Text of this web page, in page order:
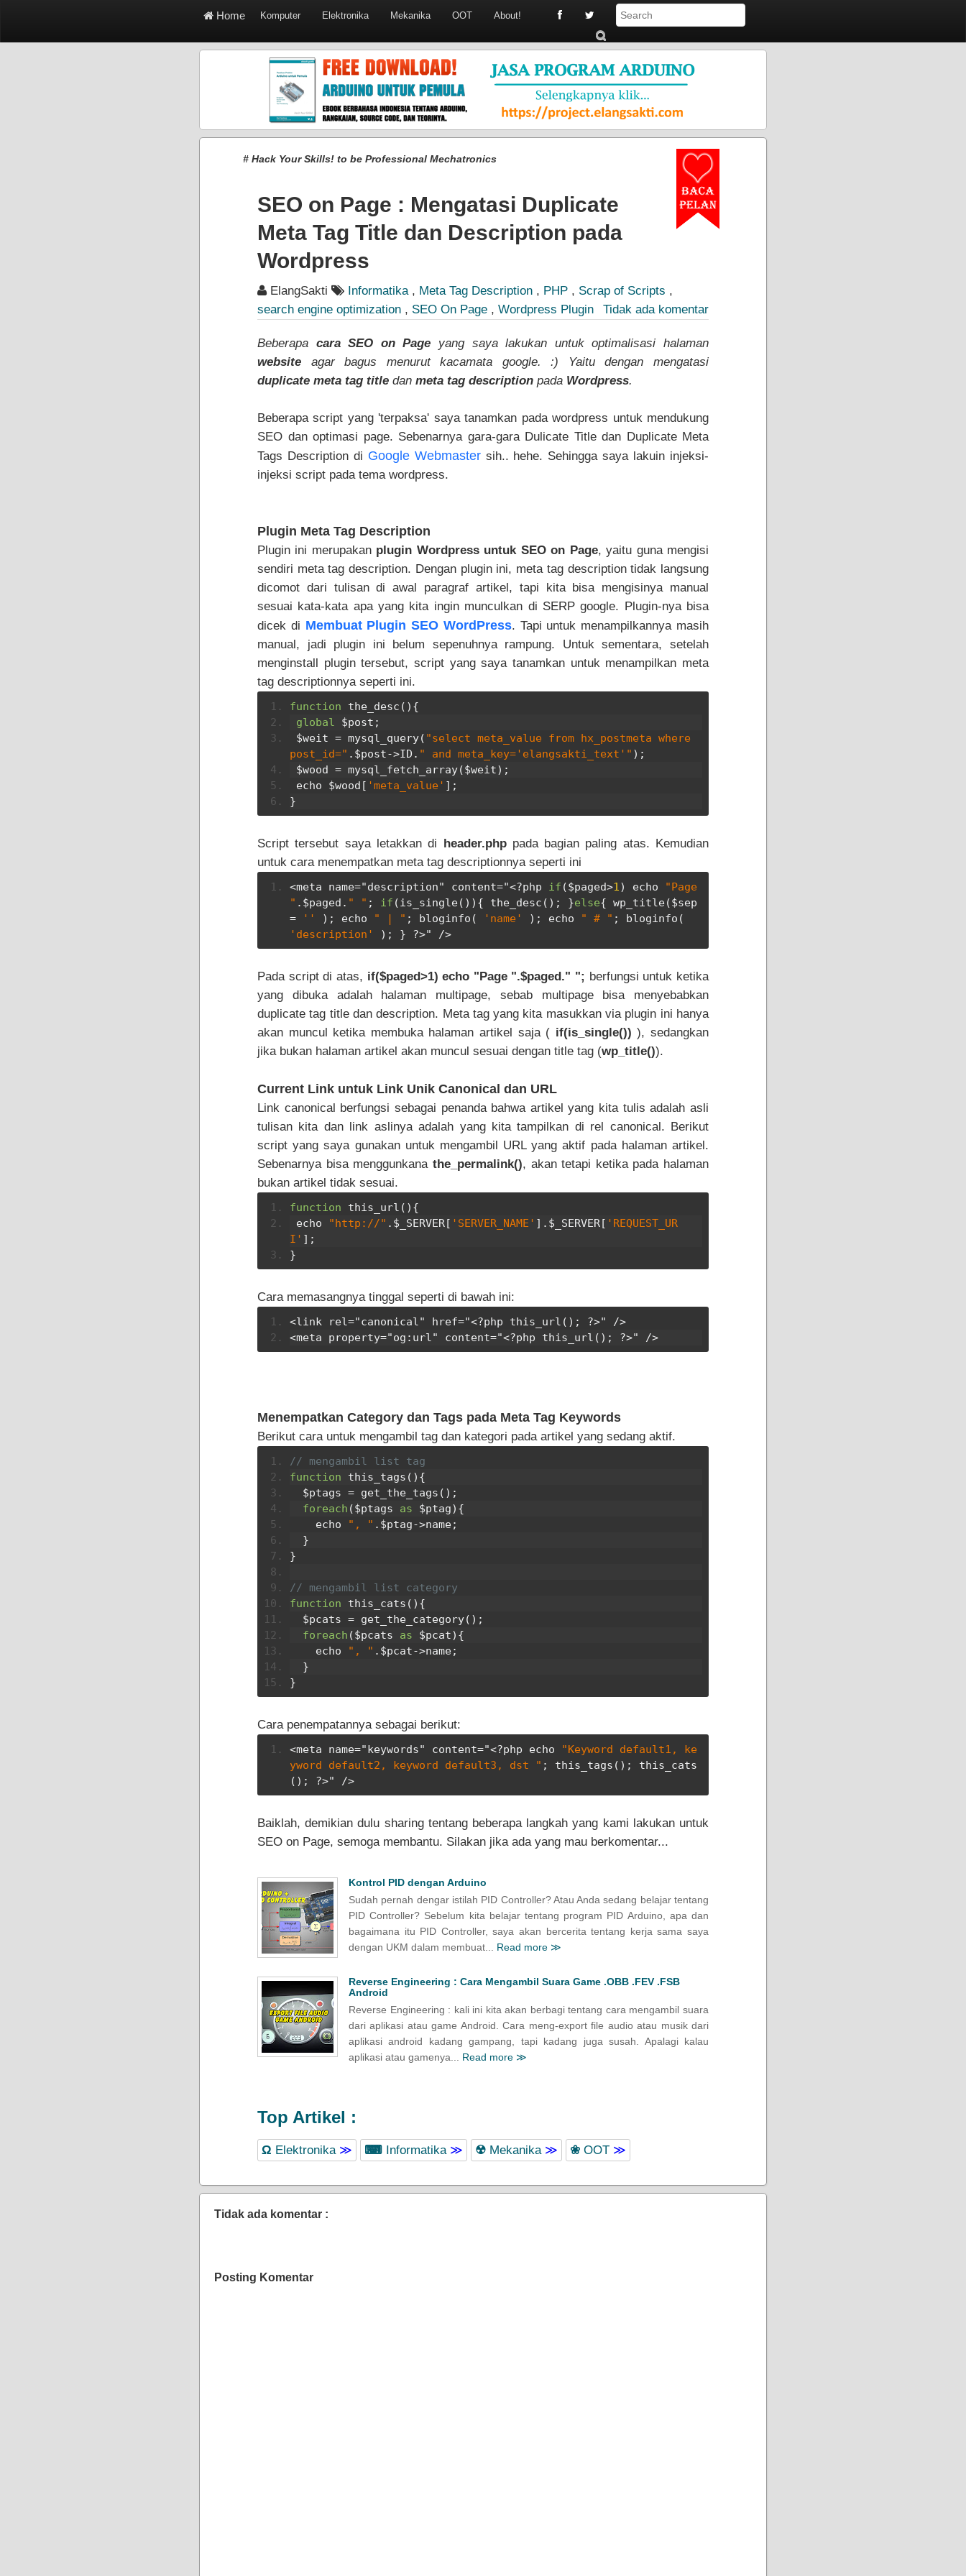
Home Komputer Elektronika Mekanika OOT About!
S
ub
mi
t
# Hack Your Skills! to be Professional Mechatronics
SEO on Page : Mengatasi Duplicate
Meta Tag Title dan Description pada
Wordpress
ElangSakti Informatika , Meta Tag Description , PHP , Scrap of Scripts ,
search engine optimization , SEO On Page , Wordpress Plugin Tidak ada komentar
Beberapa cara SEO on Page yang saya lakukan untuk optimalisasi halaman
website agar bagus menurut kacamata google. :) Yaitu dengan mengatasi
duplicate meta tag title dan meta tag description pada Wordpress.
Beberapa script yang 'terpaksa' saya tanamkan pada wordpress untuk mendukung
SEO dan optimasi page. Sebenarnya gara-gara Dulicate Title dan Duplicate Meta
Tags Description di Google Webmastersih.. hehe. Sehingga saya lakuin injeksi-
injeksi script pada tema wordpress.
Plugin Meta Tag Description
Plugin ini merupakan plugin Wordpress untuk SEO on Page, yaitu guna mengisi
sendiri meta tag description. Dengan plugin ini, meta tag description tidak langsung
dicomot dari tulisan di awal paragraf artikel, tapi kita bisa mengisinya manual
sesuai kata-kata apa yang kita ingin munculkan di SERP google. Plugin-nya bisa
dicek di Membuat Plugin SEO WordPress. Tapi untuk menampilkannya masih
manual, jadi plugin ini belum sepenuhnya rampung. Untuk sementara, setelah
menginstall plugin tersebut, script yang saya tanamkan untuk menampilkan meta
tag descriptionnya seperti ini.
function the_desc (){
global
$post ;
$weit = mysql_query( "select meta_value from hx_postmeta where
post_id=" . $post->ID . " and meta_key='elangsakti_text'" );
$wood = mysql_fetch_array($weit);
echo $wood [ 'meta_value' ];
}
Script tersebut saya letakkan di header.phppada bagian paling atas. Kemudian
untuk cara menempatkan meta tag descriptionnya seperti ini
<meta name="description" content="<?php if ($paged>1 ) echo
"Page
" . $paged . " " ; if (is_single()){ the_desc (); }else{ wp_title(
=
'' ); echo " | " ; bloginfo ( 'name' ); echo " # " ; bloginfo (
'description'
); } ?>" />
Pada script di atas, if($paged>1) echo "Page ".$paged." "; berfungsi untuk ketika
yang dibuka adalah halaman multipage, sebab multipage bisa menyebabkan
duplicate tag title dan description. Meta tag yang kita masukkan via plugin ini hanya
akan muncul ketika membuka halaman artikel saja ( if(is_single()) ), sedangkan
jika bukan halaman artikel akan muncul sesuai dengan title tag (wp_title()).
Current Link untuk Link Unik Canonical dan URL
Link canonical berfungsi sebagai penanda bahwa artikel yang kita tulis adalah asli
tulisan kita dan link aslinya adalah yang kita tampilkan di rel canonical. Berikut
script yang saya gunakan untuk mengambil URL yang aktif pada halaman artikel.
Sebenarnya bisa menggunkana the_permalink(), akan tetapi ketika pada halaman
bukan artikel tidak sesuai.
function this_url (){
echo
"http://" . $_SERVER[ 'SERVER_NAME' ]. $_SERVER[ 'REQUEST_UR
I' ];
}
Cara memasangnya tinggal seperti di bawah ini:
<link rel="canonical" href="<?php this_url (); ?>" />
<meta property="og:url" content="<?php this_url (); ?>" />
Menempatkan Category dan Tags pada Meta Tag Keywords
Berikut cara untuk mengambil tag dan kategori pada artikel yang sedang aktif.
// mengambil list tag
function this_tags (){
  $ptags
= get_the_tags ();
foreach ($ptags as $ptag){
    echo
", " . $ptag->name;
}
}
// mengambil list category
function this_cats (){
  $pcats
= get_the_category();
foreach ($pcats as $pcat){
    echo
", " . $pcat->name;
}
}
Cara penempatannya sebagai berikut:
<meta name="keywords" content="<?php echo
"Keyword default1, ke
yword default2, keyword default3, dst " ; this_tags ();
this_cats
();
?>" />
Baiklah, demikian dulu sharing tentang beberapa langkah yang kami lakukan untuk
SEO on Page, semoga membantu. Silakan jika ada yang mau berkomentar...
Kontrol PID dengan Arduino
Sudah pernah dengar istilah PID Controller? Atau Anda sedang belajar tentang
PID Controller? Sebelum kita belajar tentang program PID Arduino, apa dan
bagaimana itu PID Controller, saya akan bercerita tentang kerja sama saya
dengan UKM dalam membuat... Read more ≫
Reverse Engineering : Cara Mengambil Suara Game .OBB .FEV .FSB
Android
Reverse Engineering : kali ini kita akan berbagi tentang cara mengambil suara
dari aplikasi atau game Android. Cara meng-export file audio atau musik dari
aplikasi android kadang gampang, tapi kadang juga susah. Apalagi kalau
aplikasi atau gamenya... Read more ≫
Top Artikel :
Ω Elektronika ≫ ⌨ Informatika ≫ ☢ Mekanika ≫ ❀ OOT ≫
Tidak ada komentar :
Posting Komentar